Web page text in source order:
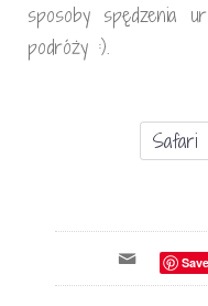
sposoby spędzenia
podróży :).
Safari
Save